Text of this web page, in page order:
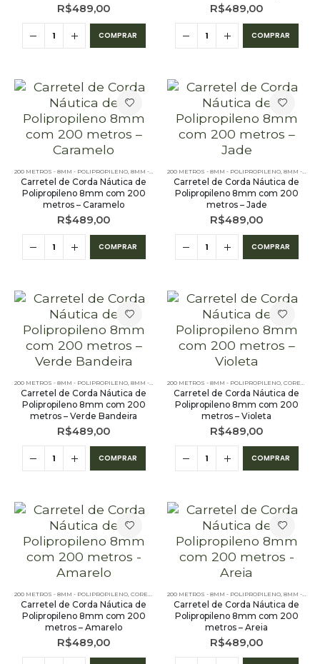
R$489,00
COMPRAR
R$489,00
COMPRAR
200 METROS - 8MM - POLIPROPILENO, 8MM - POLIPROPILENO , CORES LISAS - 200 METROS - 8MM -
Carretel de Corda Náutica de
Polipropileno 8mm com 200
metros – Caramelo
R$489,00
COMPRAR
200 METROS - 8MM - POLIPROPILENO, 8MM - POLIPROPILENO
Carretel de Corda Náutica de
Polipropileno 8mm com 200
metros – Jade
R$489,00
COMPRAR
200 METROS - 8MM - POLIPROPILENO, 8MM - POLIPROPILENO , CORES LISAS - 200 METROS - 8MM -
Carretel de Corda Náutica de
Polipropileno 8mm com 200
metros – Verde Bandeira
R$489,00
COMPRAR
200 METROS - 8MM - POLIPROPILENO, CORES LISAS - 200 METROS - 8MM - POLIPROPILENO
Carretel de Corda Náutica de
Polipropileno 8mm com 200
metros – Violeta
R$489,00
COMPRAR
200 METROS - 8MM - POLIPROPILENO, CORES LISAS - 200 METROS - 8MM - POLIPROPILENO
Carretel de Corda Náutica de
Polipropileno 8mm com 200
metros – Amarelo
R$489,00
200 METROS - 8MM - POLIPROPILENO, 8MM - POLIPROPILENO
Carretel de Corda Náutica de
Polipropileno 8mm com 200
metros – Areia
R$489,00